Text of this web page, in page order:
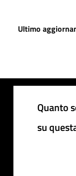
Ultimo
Quanto
su